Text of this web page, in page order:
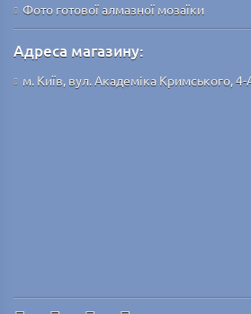
Фото готової алмазної мозаїки
Адреса магазину:
м. Київ, вул. Академіка Кримського,